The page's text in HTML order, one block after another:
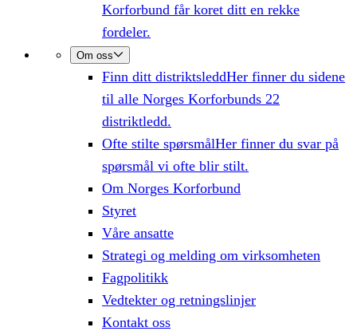
Korforbund får koret ditt en rekke
fordeler.
Om oss
Finn ditt distriktsleddHer finner du sidene
til alle Norges Korforbunds 22
distriktledd.
Ofte stilte spørsmålHer finner du svar på
spørsmål vi ofte blir stilt.
Om Norges Korforbund
Styret
Våre ansatte
Strategi og melding om virksomheten
Fagpolitikk
Vedtekter og retningslinjer
Kontakt oss